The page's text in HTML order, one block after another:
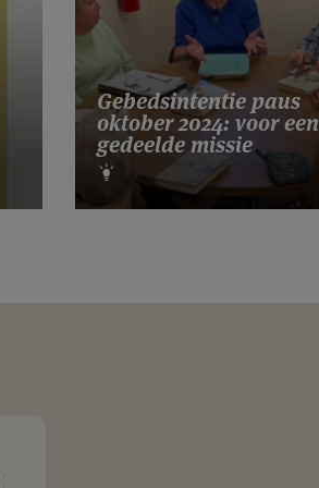
Gebedsintentie paus
oktober 2024: voor een
gedeelde missie